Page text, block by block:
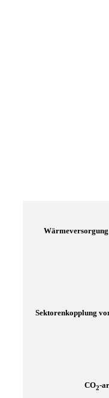
Wärmeversorgung
Sektorenkopplung
CO2-